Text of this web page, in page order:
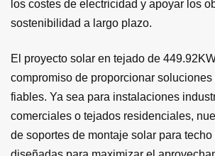
los costes de electricidad y apoyar los
sostenibilidad a largo plazo.
El proyecto solar en tejado de
compromiso de proporcionar
fiables. Ya sea para instalaciones
comerciales o tejados residenciales,
de soportes de montaje solar para